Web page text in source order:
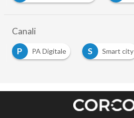
Canali
P
PA Digitale S Smart city